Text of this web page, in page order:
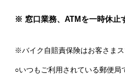
※ 窓口業務、ATMを一時休止
※バイク自賠責保険はお客さまス
○いつもご利用されている郵便局